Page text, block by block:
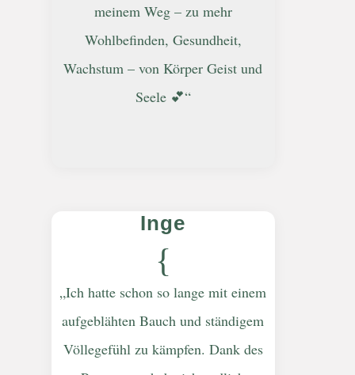
meinem Weg – zu mehr
Wohlbefinden, Gesundheit,
Wachstum – von Körper Geist und
Seele 💕“
Inge
{
„Ich hatte schon so lange mit einem
aufgeblähten Bauch und ständigem
Völlegefühl zu kämpfen. Dank des